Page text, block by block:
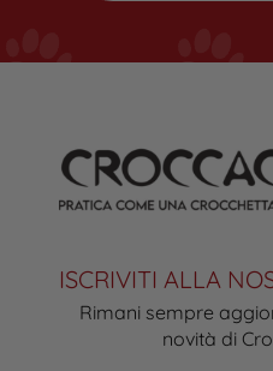
ISCRIVITI ALLA
Rimani sempre
novità di